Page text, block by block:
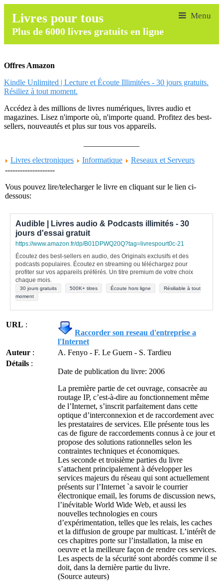
Livres pour tous
Plus de 6000 livres gratuits en ligne
Offres Amazon
Kindle Unlimited | Lecture et Écoute Illimitées - 30 jours gratuits.
Résiliez à tout moment.
Accédez à des millions de livres numériques, livres audio et
magazines. Lisez n'importe où, n'importe quand. Profitez des best-
sellers, nouveautés et plus sur tous vos appareils.
Livres electroniques
Informatique
Reseaux et Serveurs
--------------------
Vous pouvez lire/telecharger le livre en cliquant sur le lien ci-
dessous:
Audible | Livres audio & Podcasts illimités - 30
jours d'essai gratuit
https://www.amazon.fr/dp/B01DPWQ20Q?tag=livrespourt0c-21
Écoutez des best-sellers en audio, des Originals exclusifs et des
podcasts populaires. Écoutez en streaming ou téléchargez pour
profiter sur vos appareils préférés. Un titre premium de votre choix
chaque mois.
30 jours gratuits 500K+ titres Écoute hors ligne
Résiliable à tout
moment
URL :
Raccorder son reseau d'entreprise a
l'Internet
Auteur :
A. Fenyo - F. Le Guern - S. Tardieu
Détails :
Date de publication du livre: 2006
La première partie de cet ouvrage, consacrèe au
routage IP, c’est-à-dire au fonctionnement même
de l’Internet, s’inscrit parfaitement dans cette
optique d’interconnexion et de raccordement avec
les prestataires de services. Elle présente tous les
cas de figure de raccordements connus à ce jour et
propose des solutions rationnelles selon les
contraintes techniques et économiques.
Les seconde et troisième parties du livre
s’attachent principalement à développer les
services majeurs du réseau qui sont actuellement
présents sur l’Internet `a savoir le courrier
électronique email, les forums de discussion news,
l’inévitable World Wide Web, et aussi les
nouvelles technologies en cours
d’expérimentation, telles que les relais, les caches
et la diffusion de groupe par multicast. L’intérêt de
ces chapitres porte sur l’installation, la mise en
oeuvre et la meilleure façon de rendre ces services.
Les aspects de la sécurité sont abordés comme il se
doit, dans la dernière partie du livre.
(Source auteurs)